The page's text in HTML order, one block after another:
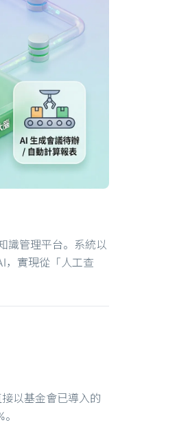
識管理平台。系統以
，實現從「人工查
以基金會已導入的